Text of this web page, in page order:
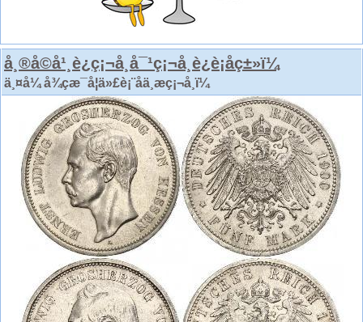
å¸®å©å¹¸è¿ç¡¬å¸å¯¹ç¡¬å¸è¿è¡åç±»ï¼
ä¸¤å¼ å¾çæ¯å¦ä»£è¡¨åä¸æç¡¬å¸ï¼